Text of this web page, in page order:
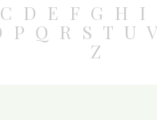
C D E F G H I
P Q R S T U V
Z